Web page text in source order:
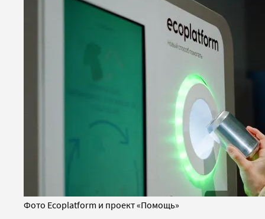
Фото Ecoplatform и проект «Помощь»